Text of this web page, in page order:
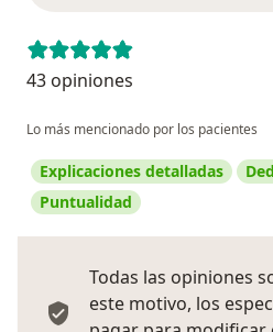
43 opiniones
Lo más mencionado por los pacientes
Explicaciones detalladas
Puntualidad
Todas las opiniones
este motivo, los